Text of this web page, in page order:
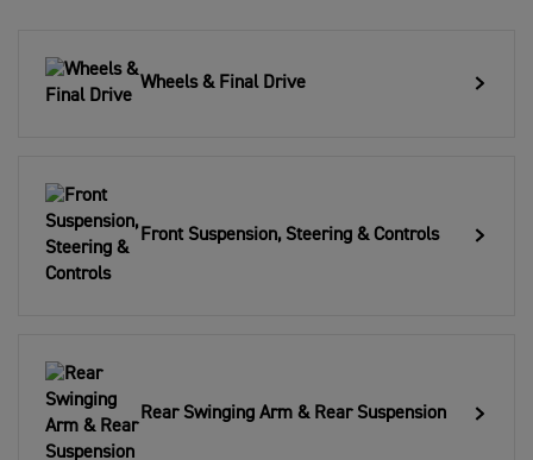
Wheels & Final Drive
Front Suspension, Steering & Controls
Rear Swinging Arm & Rear Suspension